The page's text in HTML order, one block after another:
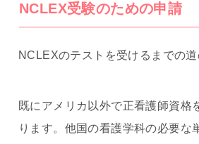
NCLEX受験のための申請
NCLEXのテストを受けるまでの道
既にアメリカ以外で正看護師資格
ります。他国の看護学科の必要な